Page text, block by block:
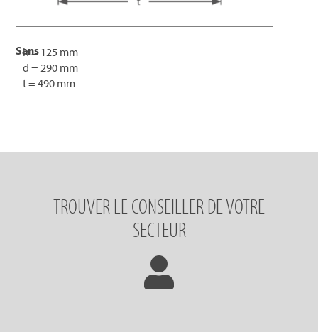
Sans
h = 125 mm
d = 290 mm
t = 490 mm
TROUVER LE CONSEILLER DE VOTRE
SECTEUR